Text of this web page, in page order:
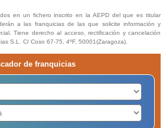
en un fichero inscrito en la AEPD del que es titular
a las franquicias de las que solicite información y
Tiene derecho al acceso, rectificación y cancelación
S.L. C/ Coso 67-75, 4ºF, 50001(Zaragoza).
de franquicias